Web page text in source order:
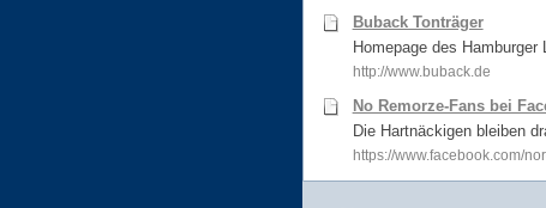
Buback Tonträger
Homepage des Hamburger
http://www.buback.de
No Remorze-Fans bei
Die Hartnäckigen bleiben
https://www.facebook.com/